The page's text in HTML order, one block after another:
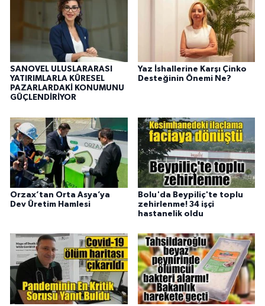
SANOVEL ULUSLARARASI
YATIRIMLARLA KÜRESEL
PAZARLARDAKİ KONUMUNU
GÜÇLENDİRİYOR
Yaz İshallerine Karşı Çinko
Desteğinin Önemi Ne?
Orzax’tan Orta Asya’ya
Dev Üretim Hamlesi
Bolu'da Beypiliç'te toplu
zehirlenme! 34 işçi
hastanelik oldu